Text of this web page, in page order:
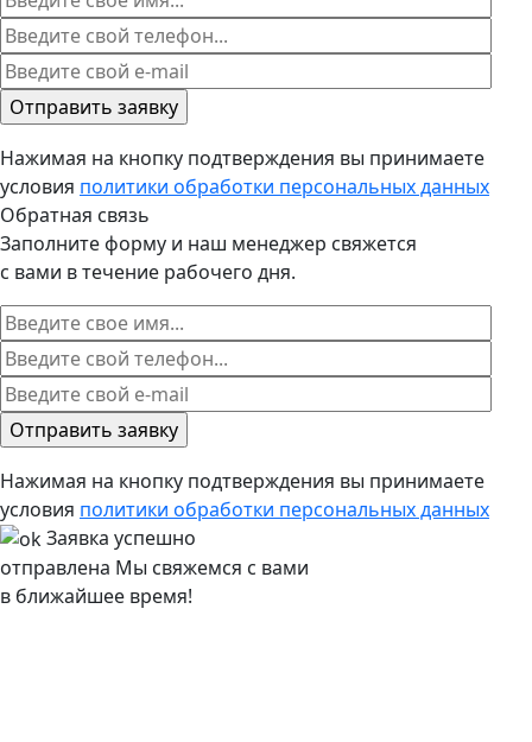
Нажимая на кнопку подтверждения вы принимаете
условия политики обработки персональных данных
Обратная связь
Заполните форму и наш менеджер свяжется
с вами в течение рабочего дня.
Нажимая на кнопку подтверждения вы принимаете
условия политики обработки персональных данных
Заявка успешно
отправлена Мы свяжемся с вами
в ближайшее время!